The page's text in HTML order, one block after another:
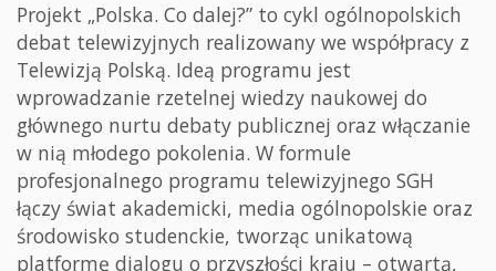
Projekt „Polska. Co dalej?” to cykl ogólnopolskich
debat telewizyjnych realizowany we współpracy z
Telewizją Polską. Ideą programu jest
wprowadzanie rzetelnej wiedzy naukowej do
głównego nurtu debaty publicznej oraz włączanie
w nią młodego pokolenia. W formule
profesjonalnego programu telewizyjnego SGH
łączy świat akademicki, media ogólnopolskie oraz
środowisko studenckie, tworząc unikatową
platformę dialogu o przyszłości kraju – otwartą,